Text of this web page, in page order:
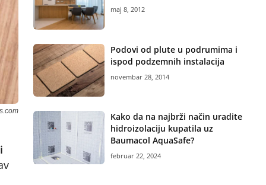
maj 8, 2012
Podovi od plute u podrumima i
ispod podzemnih instalacija
novembar 28, 2014
Kako da na najbrži način uradite
hidroizolaciju kupatila uz
Baumacol AquaSafe?
februar 22, 2024